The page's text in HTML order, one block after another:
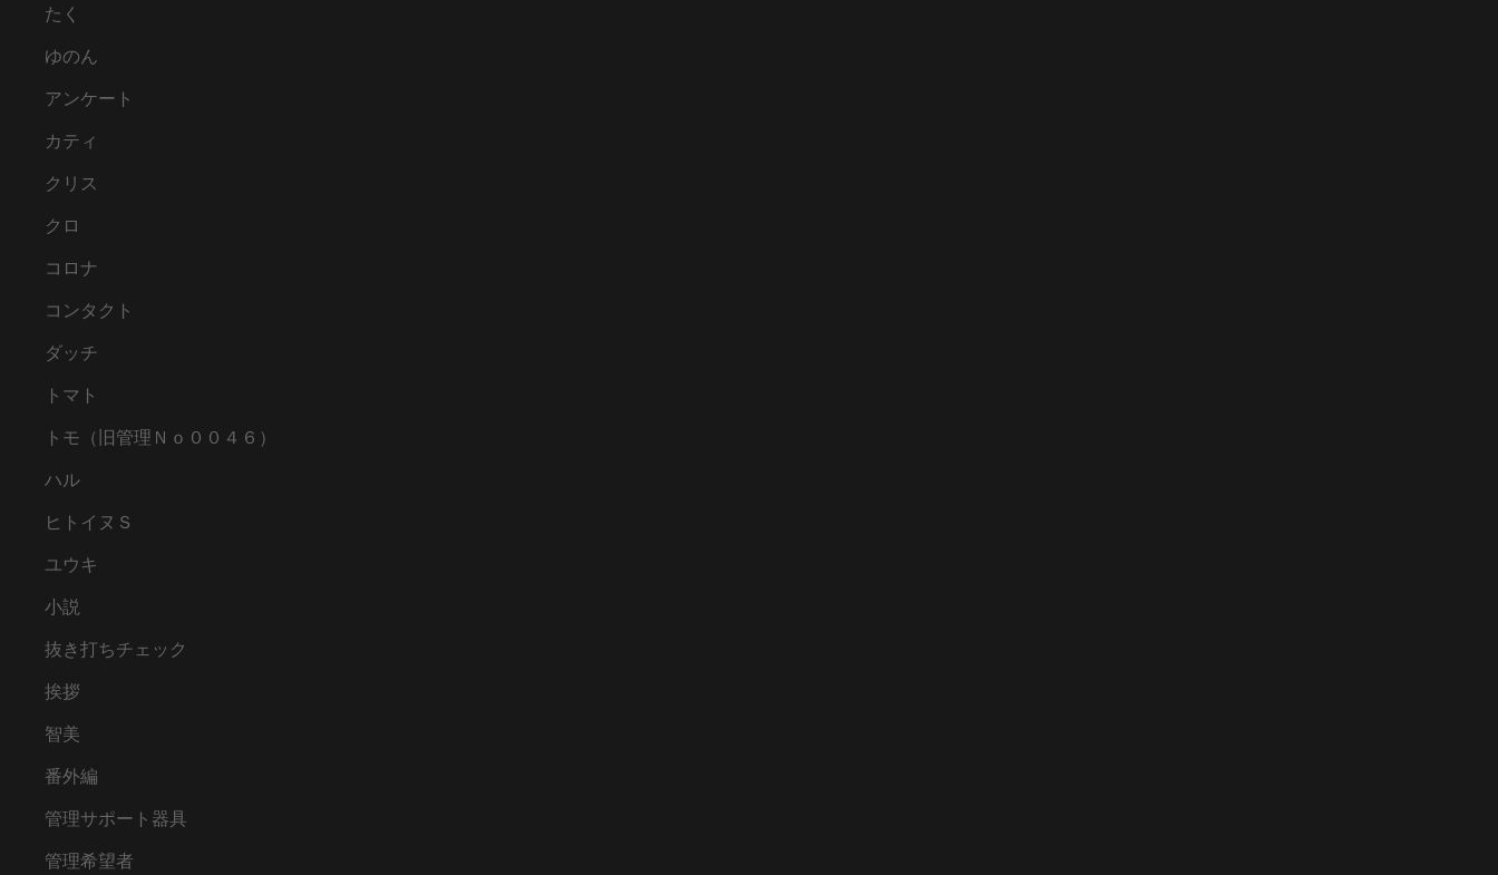
たく
ゆのん
アンケート
カティ
クリス
クロ
コロナ
コンタクト
ダッチ
トマト
トモ（旧管理Ｎｏ００４６）
ハル
ヒトイヌＳ
ユウキ
小説
抜き打ちチェック
挨拶
智美
番外編
管理サポート器具
管理希望者